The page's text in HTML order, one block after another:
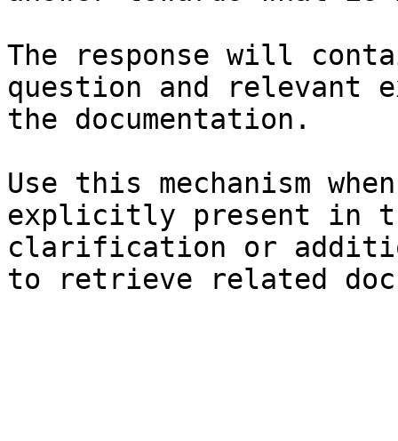
The response will
question and relevant
the documentation.
Use this mechanism
explicitly present in
clarification or